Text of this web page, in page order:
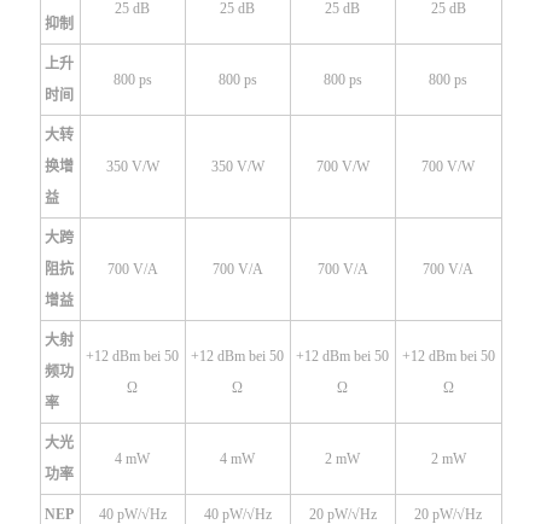
抑制
25 dB 25 dB 25 dB 25 dB
上升
时间
800 ps 800 ps 800 ps 800 ps
大转
换增
益
350 V/W 350 V/W 700 V/W 700 V/W
大跨
阻抗
增益
700 V/A 700 V/A 700 V/A 700 V/A
大射
频功
率
+12 dBm bei 50
Ω
+12 dBm bei 50
Ω
+12 dBm bei 50
Ω
+12 dBm bei 50
Ω
大光
功率
4 mW 4 mW 2 mW 2 mW
NEP 40 pW/√Hz 40 pW/√Hz 20 pW/√Hz 20 pW/√Hz